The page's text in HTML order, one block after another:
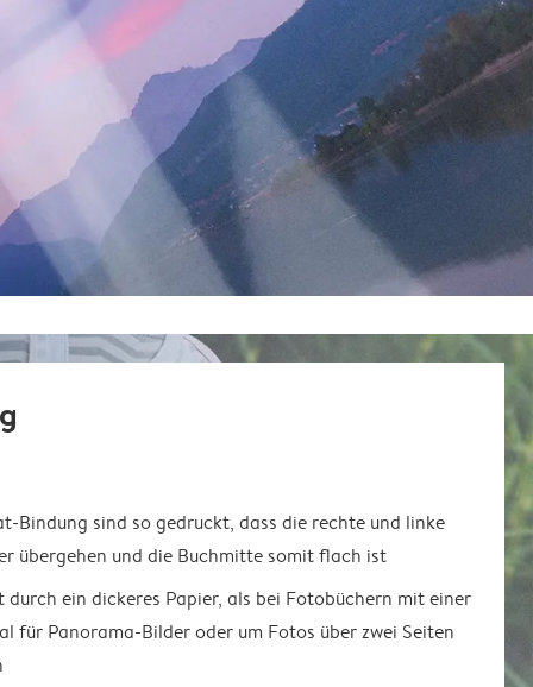
Bindung sind so gedruckt, dass die rechte und linke
übergehen und die Buchmitte somit flach ist
ein dickeres Papier, als bei Fotobüchern mit einer
für Panorama-Bilder oder um Fotos über zwei Seiten